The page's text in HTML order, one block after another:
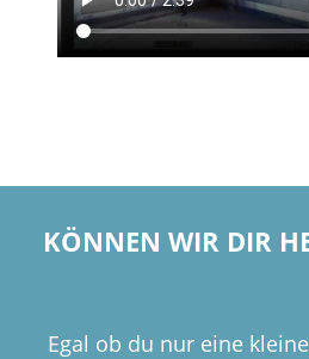
KÖNNEN WIR DIR
Egal ob du nur eine kleine